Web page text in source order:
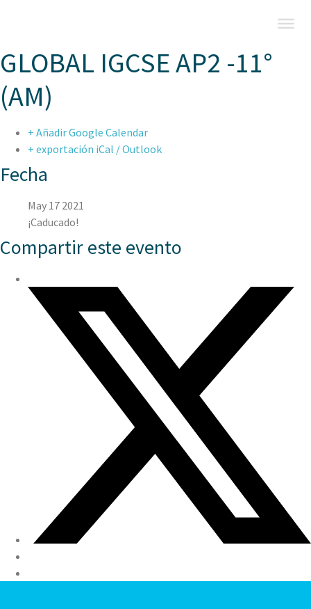
GLOBAL IGCSE AP2 -11°
(AM)
+ Añadir Google Calendar
+ exportación iCal / Outlook
Fecha
May 17 2021
¡Caducado!
Compartir este evento